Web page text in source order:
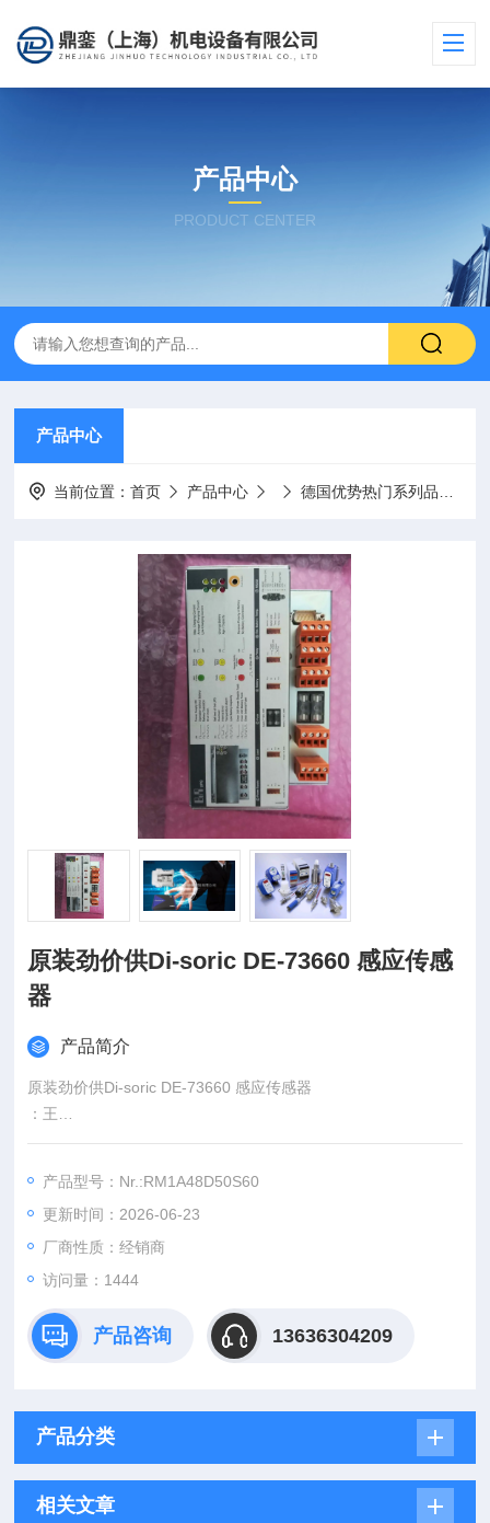
产品中心
PRODUCT CENTER
产品中心
当前位置：首页 产品中心 德国优势热门系列品牌
原装劲价供Di-soric DE-73660 感应传感
器
产品简介
原装劲价供Di-soric DE-73660 感应传感器
：王
：www@
产品型号：Nr.:RM1A48D50S60
更新时间：2026-06-23
厂商性质：经销商
访问量：1444
产品咨询 13636304209
产品分类
相关文章